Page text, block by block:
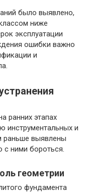
было выявлено,
ниже
эксплуатации
ошибки важно
и
ранних этапах
инструментальных и
раньше выявлены
ними бороться.
геометрии
фундамента